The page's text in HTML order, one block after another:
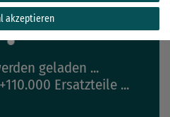
geladen ...
Ersatzteile ...
akzeptieren